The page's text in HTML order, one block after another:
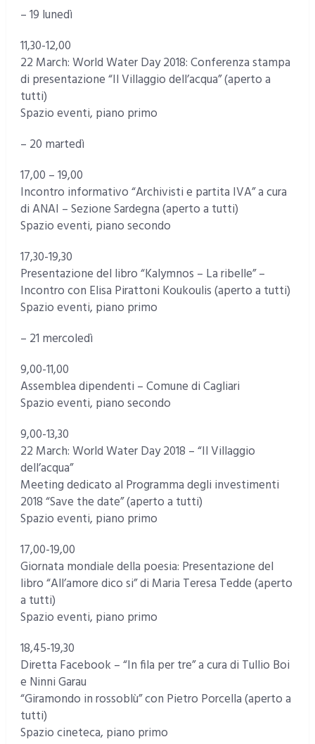
– 19 lunedì
11,30-12,00
22 March: World Water Day 2018: Conferenza stampa
di presentazione “Il Villaggio dell’acqua” (aperto a
tutti)
Spazio eventi, piano primo
– 20 martedì
17,00 – 19,00
Incontro informativo “Archivisti e partita IVA” a cura
di ANAI – Sezione Sardegna (aperto a tutti)
Spazio eventi, piano secondo
17,30-19,30
Presentazione del libro “Kalymnos – La ribelle” –
Incontro con Elisa Pirattoni Koukoulis (aperto a tutti)
Spazio eventi, piano primo
– 21 mercoledì
9,00-11,00
Assemblea dipendenti – Comune di Cagliari
Spazio eventi, piano secondo
9,00-13,30
22 March: World Water Day 2018 – “Il Villaggio
dell’acqua”
Meeting dedicato al Programma degli investimenti
2018 “Save the date” (aperto a tutti)
Spazio eventi, piano primo
17,00-19,00
Giornata mondiale della poesia: Presentazione del
libro “All’amore dico si” di Maria Teresa Tedde (aperto
a tutti)
Spazio eventi, piano primo
18,45-19,30
Diretta Facebook – “In fila per tre” a cura di Tullio Boi
e Ninni Garau
“Giramondo in rossoblù” con Pietro Porcella (aperto a
tutti)
Spazio cineteca, piano primo